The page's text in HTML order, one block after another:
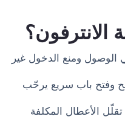
الانترفون؟
ومنع الدخول غير
وفتح باب سريع يرحّب
تقلّل الأعطال المكلفة